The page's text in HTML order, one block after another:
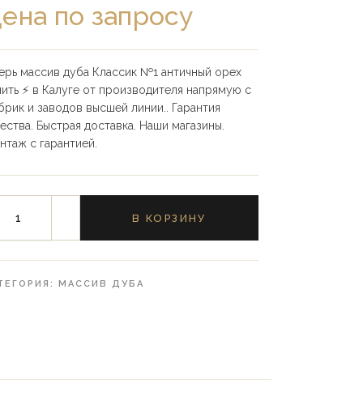
по запросу
массив дуба Классик №1 античный орех
⚡️ в Калуге от производителя напрямую с
и заводов высшей линии.. Гарантия
Быстрая доставка. Наши магазины.
с гарантией.
В КОРЗИНУ
МАССИВ ДУБА